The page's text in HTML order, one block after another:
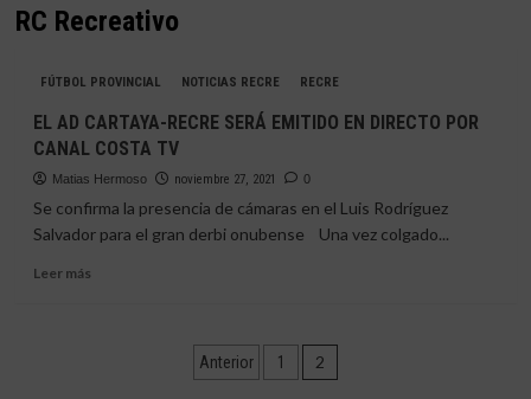
RC Recreativo
FÚTBOL PROVINCIAL NOTICIAS RECRE RECRE
EL AD CARTAYA-RECRE SERÁ EMITIDO EN DIRECTO POR
CANAL COSTA TV
Matias Hermoso noviembre 27, 2021 0
Se confirma la presencia de cámaras en el Luis Rodríguez
Salvador para el gran derbi onubense Una vez colgado...
Leer másLeer
Paginación
Anterior 1 2